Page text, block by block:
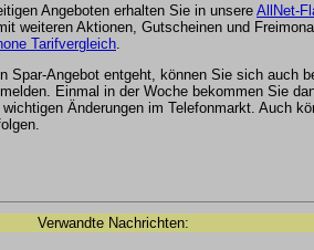
Angeboten erhalten Sie in unsere AllNet-
weiteren Aktionen, Gutscheinen und
Tarifvergleich
Spar-Angebot entgeht, können Sie sich auch
Einmal in der Woche bekommen Sie
Änderungen im Telefonmarkt. Auch
Verwandte Nachrichten: